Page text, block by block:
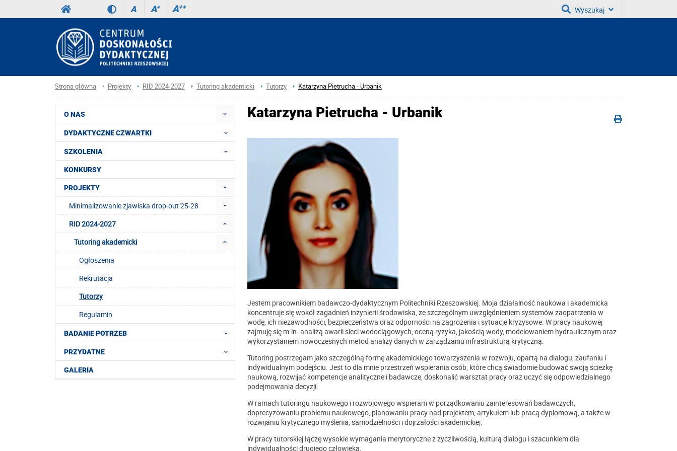
A A+ A++ Wyszukaj
Strona główna Projekty RID 2024-2027 Tutoring akademicki Tutorzy Katarzyna Pietrucha - Urbanik
O NAS
DYDAKTYCZNE CZWARTKI
SZKOLENIA
KONKURSY
PROJEKTY
Minimalizowanie zjawiska drop-out 25-28
RID 2024-2027
Tutoring akademicki
Ogłoszenia
Rekrutacja
Tutorzy
Regulamin
BADANIE POTRZEB
PRZYDATNE
GALERIA
Katarzyna Pietrucha - Urbanik
Jestem pracownikiem badawczo-dydaktycznym Politechniki Rzeszowskiej. Moja działalność naukowa i akademicka
koncentruje się wokół zagadnień inżynierii środowiska, ze szczególnym uwzględnieniem systemów zaopatrzenia w
wodę, ich niezawodności, bezpieczeństwa oraz odporności na zagrożenia i sytuacje kryzysowe. W pracy naukowej
zajmuję się m.in. analizą awarii sieci wodociągowych, oceną ryzyka, jakością wody, modelowaniem hydraulicznym oraz
wykorzystaniem nowoczesnych metod analizy danych w zarządzaniu infrastrukturą krytyczną.
Tutoring postrzegam jako szczególną formę akademickiego towarzyszenia w rozwoju, opartą na dialogu, zaufaniu i
indywidualnym podejściu. Jest to dla mnie przestrzeń wspierania osób, które chcą świadomie budować swoją ścieżkę
naukową, rozwijać kompetencje analityczne i badawcze, doskonalić warsztat pracy oraz uczyć się odpowiedzialnego
podejmowania decyzji.
W ramach tutoringu naukowego i rozwojowego wspieram w porządkowaniu zainteresowań badawczych,
doprecyzowaniu problemu naukowego, planowaniu pracy nad projektem, artykułem lub pracą dyplomową, a także w
rozwijaniu krytycznego myślenia, samodzielności i dojrzałości akademickiej.
W pracy tutorskiej łączę wysokie wymagania merytoryczne z życzliwością, kulturą dialogu i szacunkiem dla
indywidualności drugiego człowieka.